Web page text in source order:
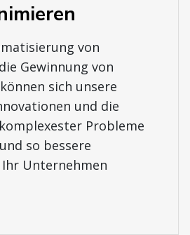
von
Gewinnung von
sich unsere
und die
Probleme
so bessere
Unternehmen